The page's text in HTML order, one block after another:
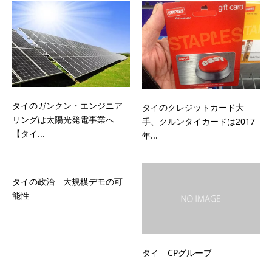
タイのガンクン・エンジニア
リングは太陽光発電事業へ
【タイ...
タイのクレジットカード大
手、クルンタイカードは2017
年...
タイの政治 大規模デモの可
能性
タイ CPグループ